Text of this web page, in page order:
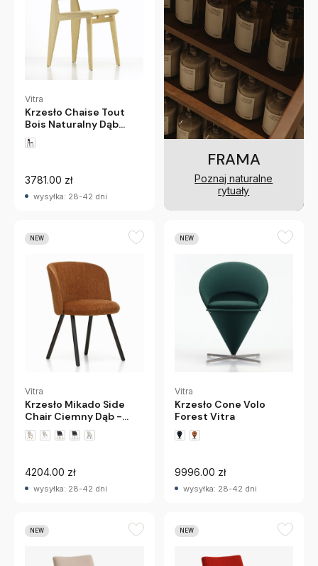
Vitra
Krzesło Chaise Tout
Bois Naturalny Dąb
Vitra
3781.00 zł
wysyłka: 28-42 dni
FRAMA
Poznaj naturalne
rytuały
NEW
Vitra
Krzesło Mikado Side
Chair Ciemny Dąb -
Iroko Cognac Vitra
4204.00 zł
wysyłka: 28-42 dni
NEW
Vitra
Krzesło Cone Volo
Forest Vitra
9996.00 zł
wysyłka: 28-42 dni
NEW NEW